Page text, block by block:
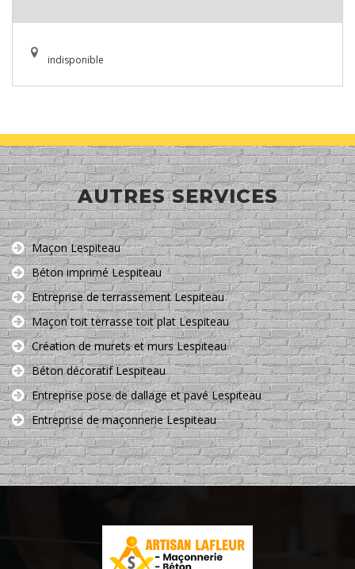
indisponible
AUTRES SERVICES
Maçon Lespiteau
Béton imprimé Lespiteau
Entreprise de terrassement Lespiteau
Maçon toit terrasse toit plat Lespiteau
Création de murets et murs Lespiteau
Béton décoratif Lespiteau
Entreprise pose de dallage et pavé Lespiteau
Entreprise de maçonnerie Lespiteau